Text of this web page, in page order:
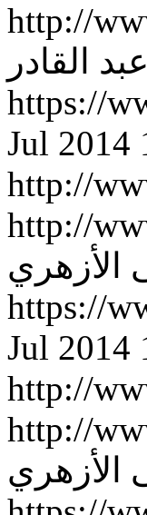
http://
القادر
https://
Jul 2014
http://
http://
https://
Jul 2014
http://
http://